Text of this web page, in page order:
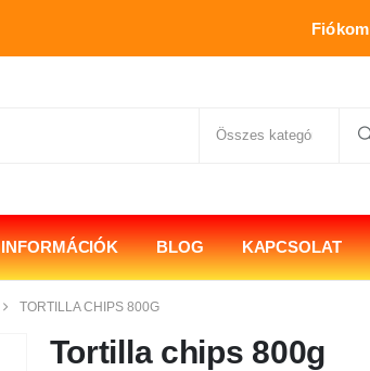
Fiókom
INFORMÁCIÓK BLOG KAPCSOLAT
TORTILLA CHIPS 800G
Tortilla chips 800g